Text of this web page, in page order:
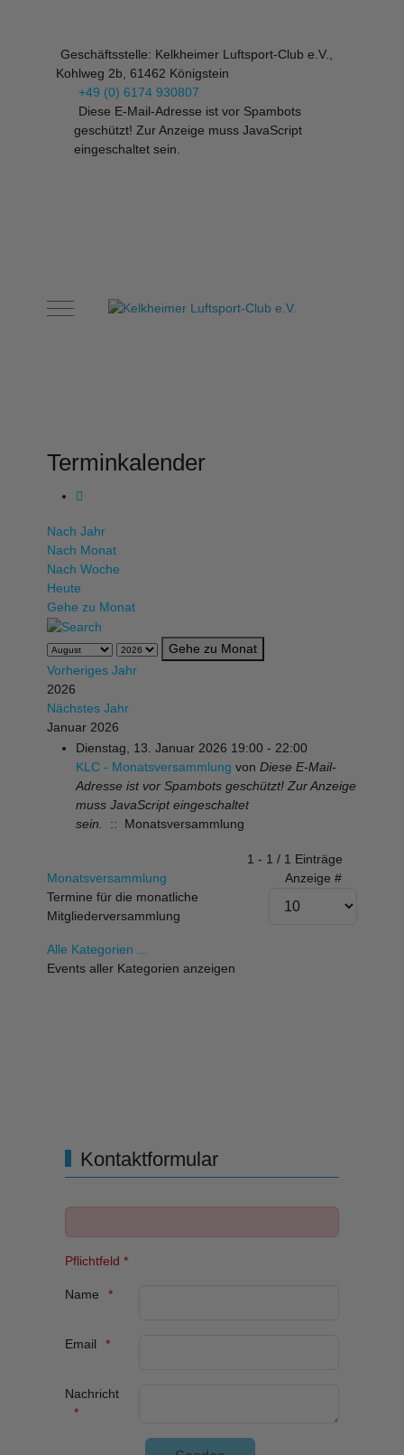
Geschäftsstelle: Kelkheimer Luftsport-Club e.V.,
Kohlweg 2b, 61462 Königstein
+49 (0) 6174 930807
Diese E-Mail-Adresse ist vor Spambots
geschützt! Zur Anzeige muss JavaScript
eingeschaltet sein.
Mobile Menu Toggle
Terminkalender
Nach Jahr
Nach Monat
Nach Woche
Heute
Gehe zu Monat
Gehe zu Monat
Vorheriges Jahr
2026
Nächstes Jahr
Januar 2026
Dienstag, 13. Januar 2026 19:00 - 22:00
KLC - Monatsversammlung von Diese E-Mail-
Adresse ist vor Spambots geschützt! Zur Anzeige
muss JavaScript eingeschaltet
sein.
:: Monatsversammlung
1 - 1 / 1 Einträge
Anzeige #
Monatsversammlung
Termine für die monatliche
Mitgliederversammlung
Alle Kategorien ...
Events aller Kategorien anzeigen
Kontaktformular
Pflichtfeld *
Name
Email
Nachricht
Unsichtbares Google Recaptcha